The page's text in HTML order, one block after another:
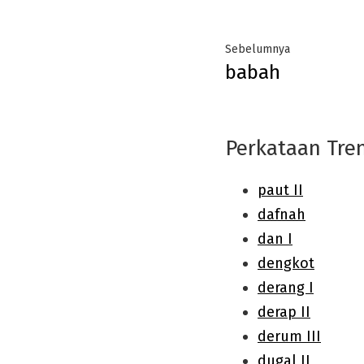
Post
navigation
SebelumnyaPrevious
babah
Perkataan